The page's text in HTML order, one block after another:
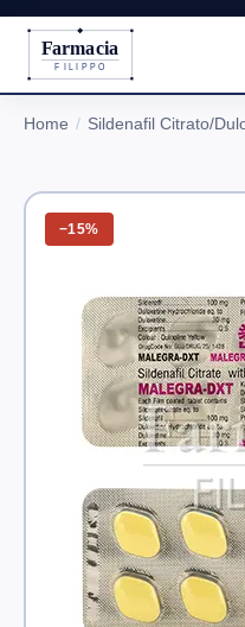
Farmacia
FILIPPO
Home Sildenafil Citrato/
−15%